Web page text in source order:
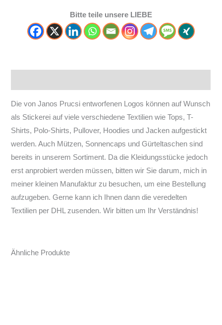
Bitte teile unsere LIEBE
Die von Janos Prucsi entworfenen Logos können auf Wunsch
als Stickerei auf viele verschiedene Textilien wie Tops, T-
Shirts, Polo-Shirts, Pullover, Hoodies und Jacken aufgestickt
werden. Auch Mützen, Sonnencaps und Gürteltaschen sind
bereits in unserem Sortiment. Da die Kleidungsstücke jedoch
erst anprobiert werden müssen, bitten wir Sie darum, mich in
meiner kleinen Manufaktur zu besuchen, um eine Bestellung
aufzugeben. Gerne kann ich Ihnen dann die veredelten
Textilien per DHL zusenden. Wir bitten um Ihr Verständnis!
Ähnliche Produkte